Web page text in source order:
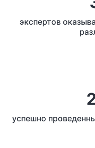
экспертов
успешно